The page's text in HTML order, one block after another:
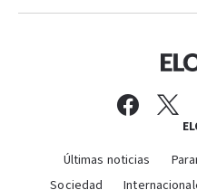
Últimas noticias
Sociedad